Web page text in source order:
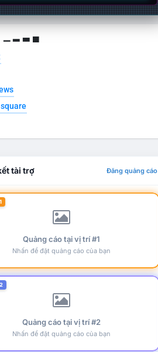
▁ ▂ ▃ ▄
tài trợ Đăng quảng cáo
Quảng cáo tại vị trí #1
Nhấn để đặt quảng cáo của bạn
Quảng cáo tại vị trí #2
Nhấn để đặt quảng cáo của bạn